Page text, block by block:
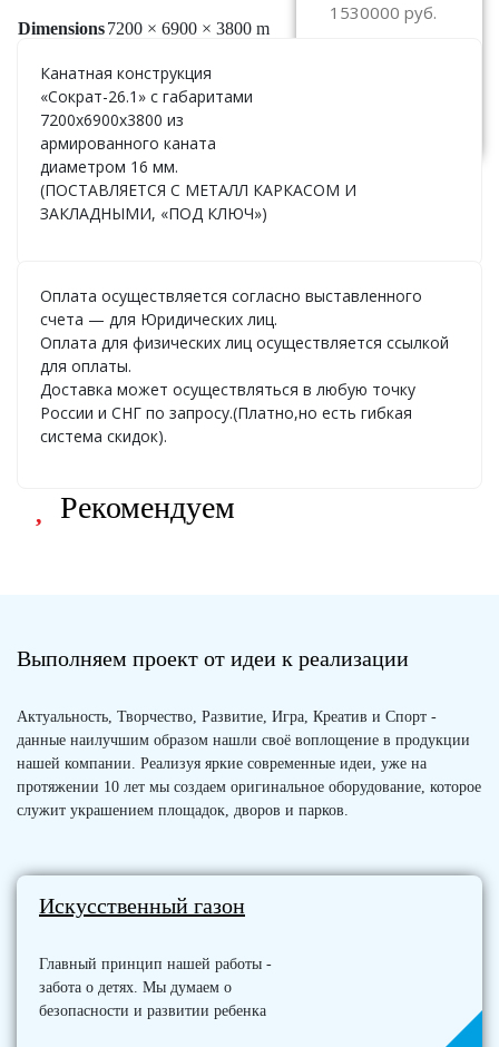
1530000 руб.
Dimensions7200 × 6900 × 3800 m
Канатная конструкция
«Сократ-26.1» с габаритами
7200х6900х3800 из
армированного каната
диаметром 16 мм.
(ПОСТАВЛЯЕТСЯ С МЕТАЛЛ КАРКАСОМ И
ЗАКЛАДНЫМИ, «ПОД КЛЮЧ»)
Оплата осуществляется согласно выставленного
счета — для Юридических лиц.
Оплата для физических лиц осуществляется ссылкой
для оплаты.
Доставка может осуществляться в любую точку
России и СНГ по запросу.(Платно,но есть гибкая
система скидок).
Рекомендуем
Выполняем проект от идеи к реализации
Актуальность, Творчество, Развитие, Игра, Креатив и Спорт -
данные наилучшим образом нашли своё воплощение в продукции
нашей компании. Реализуя яркие современные идеи, уже на
протяжении 10 лет мы создаем оригинальное оборудование, которое
служит украшением площадок, дворов и парков.
Искусственный газон
Главный принцип нашей работы -
забота о детях. Мы думаем о
безопасности и развитии ребенка